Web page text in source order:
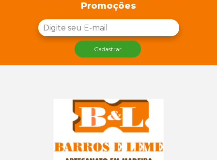
Promoções
Cadastrar